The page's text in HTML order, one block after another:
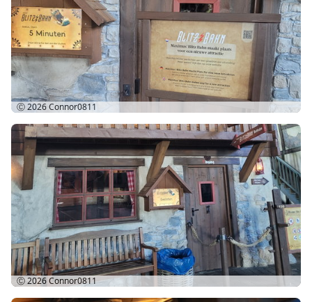
Ⓒ 2026Connor0811
Ⓒ 2026Connor0811